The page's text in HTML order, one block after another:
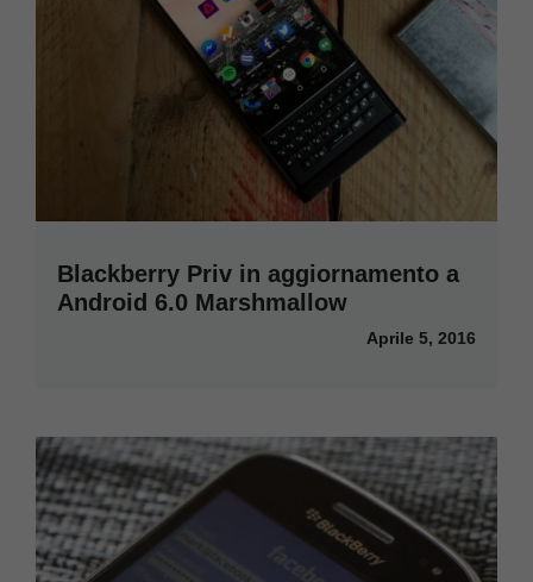
Blackberry Priv in aggiornamento a
Android 6.0 Marshmallow
Aprile 5, 2016